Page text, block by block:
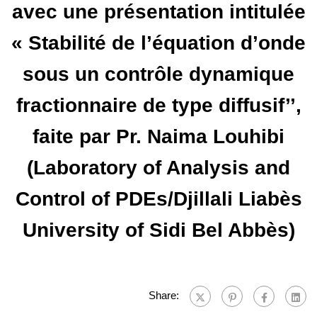
avec une présentation intitulée
« Stabilité de l’équation d’onde
sous un contrôle dynamique
fractionnaire de type diffusif’’,
faite par Pr. Naima Louhibi
(Laboratory of Analysis and
Control of PDEs/Djillali Liabès
University of Sidi Bel Abbès)
Share: